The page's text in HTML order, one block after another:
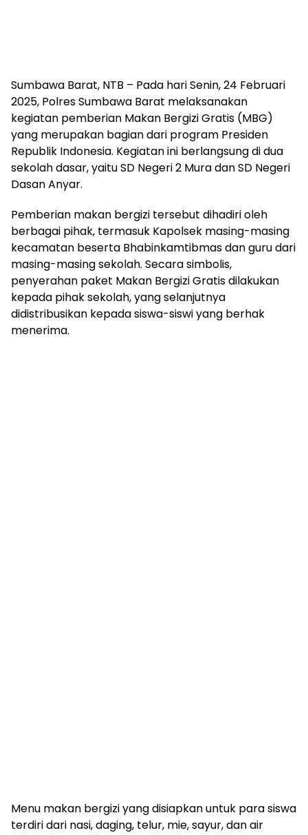
Sumbawa Barat, NTB – Pada hari Senin, 24 Februari
2025, Polres Sumbawa Barat melaksanakan
kegiatan pemberian Makan Bergizi Gratis (MBG)
yang merupakan bagian dari program Presiden
Republik Indonesia. Kegiatan ini berlangsung di dua
sekolah dasar, yaitu SD Negeri 2 Mura dan SD Negeri
Dasan Anyar.
Pemberian makan bergizi tersebut dihadiri oleh
berbagai pihak, termasuk Kapolsek masing-masing
kecamatan beserta Bhabinkamtibmas dan guru dari
masing-masing sekolah. Secara simbolis,
penyerahan paket Makan Bergizi Gratis dilakukan
kepada pihak sekolah, yang selanjutnya
didistribusikan kepada siswa-siswi yang berhak
menerima.
Menu makan bergizi yang disiapkan untuk para siswa
terdiri dari nasi, daging, telur, mie, sayur, dan air